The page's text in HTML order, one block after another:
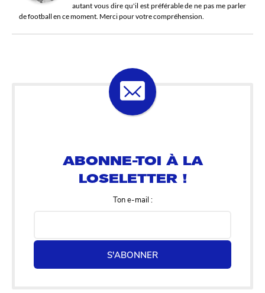
autant vous dire qu'il est préférable de ne pas me parler
de football en ce moment. Merci pour votre compréhension.
Ton e-mail :
S'ABONNER